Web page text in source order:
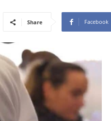
Share Facebook